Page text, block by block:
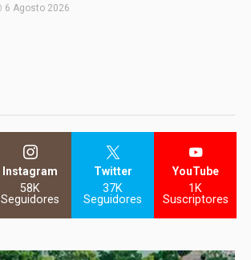
6 Agosto 2026
Instagram
58K
Seguidores
Twitter
37K
Seguidores
YouTube
1K
Suscriptores